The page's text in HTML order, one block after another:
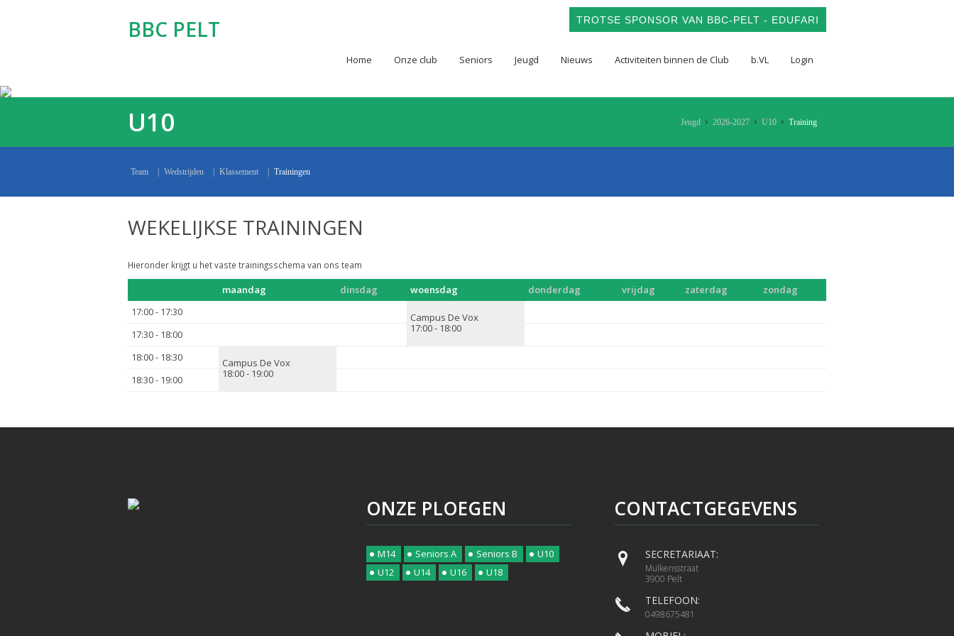
TROTSE SPONSOR VAN BBC-PELT - EDUFARI
BBC PELT
Home Onze club Seniors Jeugd Nieuws Activiteiten binnen de Club b.VL Login
U10 Jeugd 2026-2027 U10 Training
Team | Wedstrijden | Klassement | Trainingen
WEKELIJKSE TRAININGEN
Hieronder krijgt u het vaste trainingsschema van ons team
maandag dinsdag woensdag donderdag vrijdag zaterdag
zondag
17:00 - 17:30
Campus De Vox
17:00 - 18:00
17:30 - 18:00
18:00 - 18:30
Campus De Vox
18:00 - 19:00
18:30 - 19:00
ONZE PLOEGEN
M14 Seniors A Seniors B
U10
U12
U14 U16 U18
CONTACTGEGEVENS
SECRETARIAAT:
Mulkensstraat
3900 Pelt
TELEFOON:
0498675481